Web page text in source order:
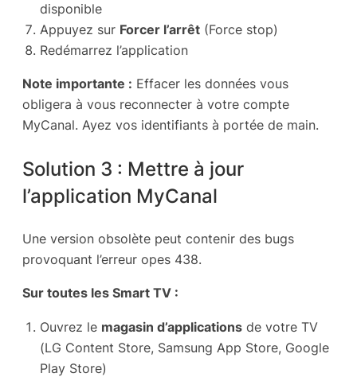
disponible
Appuyez sur Forcer l’arrêt (Force stop)
Redémarrez l’application
Note importante : Effacer les données vous
obligera à vous reconnecter à votre compte
MyCanal. Ayez vos identifiants à portée de main.
Solution 3 : Mettre à jour
l’application MyCanal
Une version obsolète peut contenir des bugs
provoquant l’erreur opes 438.
Sur toutes les Smart TV :
Ouvrez le magasin d’applications de votre TV
(LG Content Store, Samsung App Store, Google
Play Store)